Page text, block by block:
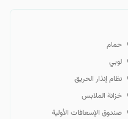
تير، ميدان ولي عصر،
الفندق في هذه المنطقة من
التجارية، والمعالم
حمام
لوبي
نظام إنذار الحريق
خزانة الملابس
صندوق الإسعافات الأولية